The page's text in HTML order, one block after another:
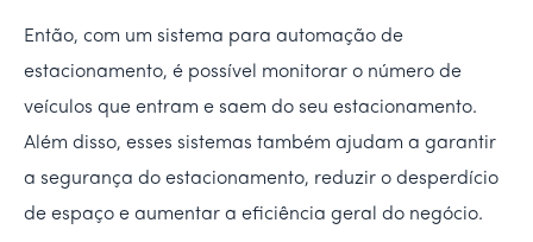
Então, com um sistema para automação de
estacionamento, é possível monitorar o número de
veículos que entram e saem do seu estacionamento.
Além disso, esses sistemas também ajudam a garantir
a segurança do estacionamento, reduzir o desperdício
de espaço e aumentar a eficiência geral do negócio.